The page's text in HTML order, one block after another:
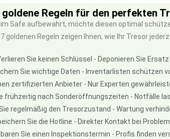
goldene Regeln für den perfekten
Safe aufbewahrt, möchte diesen optimal
goldenen Regeln zeigen Ihnen, wie Ihr Tresor
Sie keinen Schlüssel - Deponieren Sie
Sie wichtige Daten - Inventarlisten schützen
zertifizierten Anbieter - Nur Experten
frühzeitig nach Sonderöffnungszeiten - Notfälle
regelmäßig den Tresorzustand - Wartung
Sie die Hotline - Direkter Kontakt bei
Sie einen Inspektionstermin - Profis finden